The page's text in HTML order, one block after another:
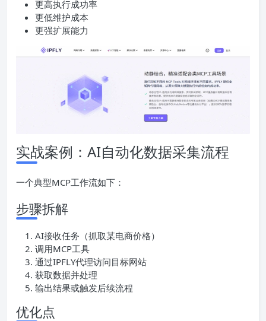
更高执行成功率
更低维护成本
更强扩展能力
实战案例：AI自动化数据采集流程
一个典型MCP工作流如下：
步骤拆解
AI接收任务（抓取某电商价格）
调用MCP工具
通过IPFLY代理访问目标网站
获取数据并处理
输出结果或触发后续流程
优化点